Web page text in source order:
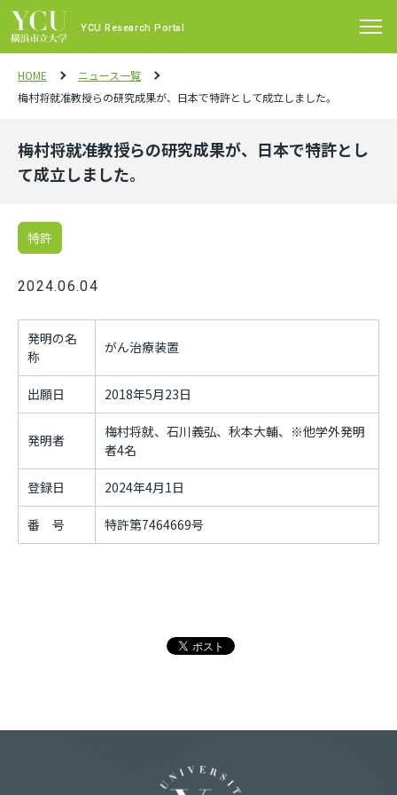
YCU Research Portal
HOME
ニュース一覧
梅村将就准教授らの研究成果が、日本で特許として成立しました。
梅村将就准教授らの研究成果が、日本で特許とし
て成立しました。
特許
2024.06.04
発明の名
称
がん治療装置
出願日 2018年5月23日
発明者
梅村将就、石川義弘、秋本大輔、※他学外発明
者4名
登録日 2024年4月1日
番 号 特許第7464669号